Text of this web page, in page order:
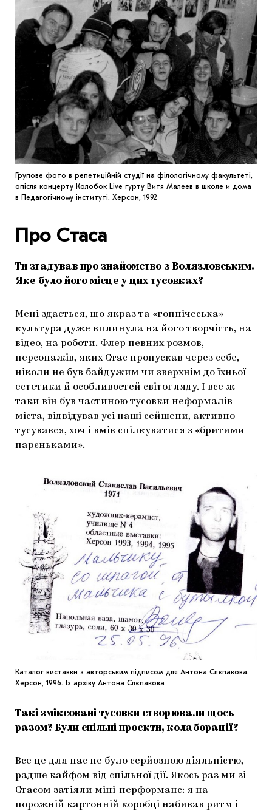
Групове фото в репетиційній студії на філологічному факультеті,
опісля концерту Колобок Live гурту Витя Малеев в школе и дома
в Педагогічному інституті. Херсон, 1992
Про Стаса
Ти згадував про знайомство з Волязловським.
Яке було його місце у цих тусовках?
Мені здається, що якраз та «гопнічеська»
культура дуже вплинула на його творчість, на
відео, на роботи. Флер певних розмов,
персонажів, яких Стас пропускав через себе,
ніколи не був байдужим чи зверхнім до їхньої
естетики й особливостей світогляду. І все ж
таки він був частиною тусовки неформалів
міста, відвідував усі наші сейшени, активно
тусувався, хоч і вмів спілкуватися з «бритими
парєньками».
Каталог виставки з авторським підписом для Антона Слєпакова.
Херсон, 1996. Із архіву Антона Слєпакова
Такі зміксовані тусовки створювали щось
разом? Були спільні проєкти, колаборації?
Все це для нас не було серйозною діяльністю,
радше кайфом від спільної дії. Якось раз ми зі
Стасом затіяли міні-перформанс: я на
порожній картонній коробці набивав ритм і